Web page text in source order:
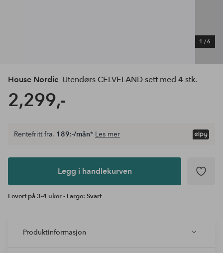
1 /6
House Nordic Utendørs CELVELAND sett med 4 stk.
2,299,-
Legg i
Rentefritt fra. 189:-/mån* Les mer
Legg i handlekurven
Levert på 3-4 uker - Farge: Svart
Produktinformasjon